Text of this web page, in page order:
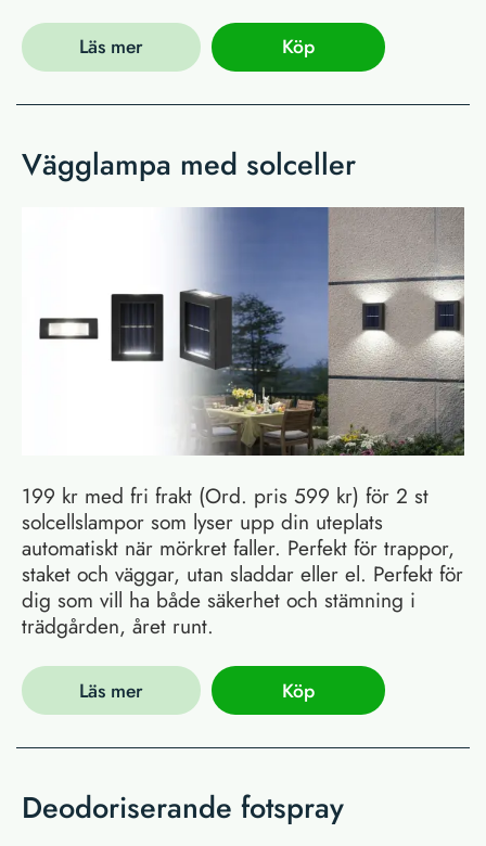
Läs mer Köp
Vägglampa med solceller
199 kr med fri frakt (Ord. pris 599 kr) för 2 st
solcellslampor som lyser upp din uteplats
automatiskt när mörkret faller. Perfekt för trappor,
staket och väggar, utan sladdar eller el. Perfekt för
dig som vill ha både säkerhet och stämning i
trädgården, året runt.
Läs mer Köp
Deodoriserande fotspray